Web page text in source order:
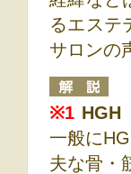
るエステ
サロンの
※1 HGH
一般に
夫な骨・